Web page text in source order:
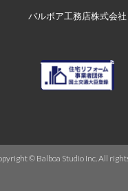
バルボア工務店株式会社
© Balboa Studio Inc. All rights